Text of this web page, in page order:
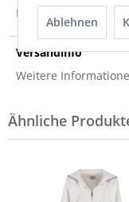
Produktsicherheit
Versandinfo
Weitere
Ablehnen